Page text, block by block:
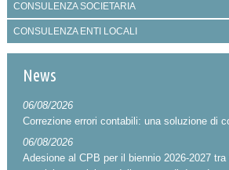
CONSULENZA SOCIETARIA
CONSULENZA ENTI LOCALI
News
06/08/2026
Correzione errori contabili: una soluzione di
06/08/2026
Adesione al CPB per il biennio 2026-2027